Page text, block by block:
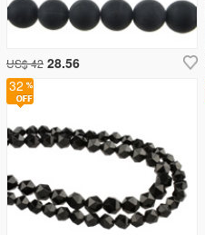
32
US$ 42 28.56